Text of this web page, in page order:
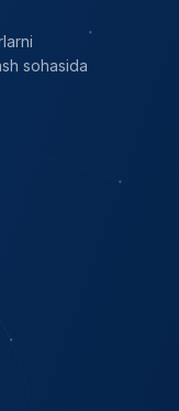
sohasida